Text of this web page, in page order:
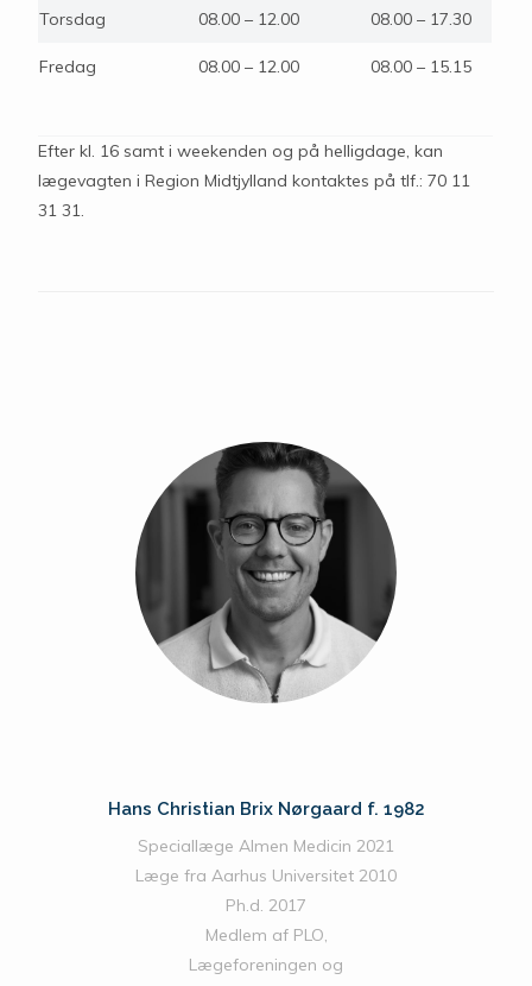
Torsdag 08.00 – 12.00 08.00 – 17.30
Fredag 08.00 – 12.00 08.00 – 15.15
Efter kl. 16 samt i weekenden og på helligdage, kan
lægevagten i Region Midtjylland kontaktes på tlf.: 70 11
31 31.
Hans Christian Brix Nørgaard f. 1982
Speciallæge Almen Medicin 2021
Læge fra Aarhus Universitet 2010
Ph.d. 2017
Medlem af PLO,
Lægeforeningen og